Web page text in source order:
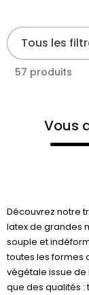
Tous les
57 produits
Vous
Découvrez notre
latex de grandes
souple et
toutes les formes
végétale issue de
que des qualités :